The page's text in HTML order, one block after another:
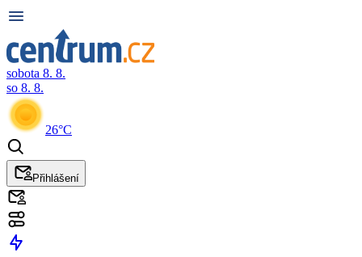
sobota 8. 8.
so 8. 8.
26°C
Přihlášení